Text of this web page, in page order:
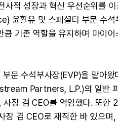
적 성장과 혁신 우선순위를
활유 및 스페셜티 부문 수석
기존 역할을 유지하며 마이어
문 수석부사장(EVP)을 맡아
Partners, L.P.)의 일반
장 겸 CEO를 역임했다. 또한
겸 CEO로 재직한 바 있으며